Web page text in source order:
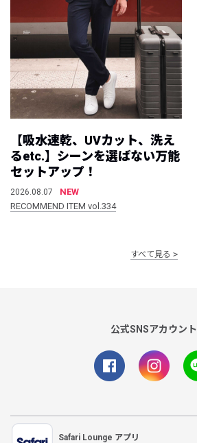
【吸水速乾、UVカット、洗え
るetc.】シーンを選ばない万能
セットアップ！
2026.08.07
NEW
RECOMMEND ITEM vol.334
すべて見る
公式SNSアカウント
Safari Lounge アプリ